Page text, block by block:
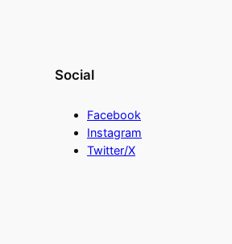
Social
Facebook
Instagram
Twitter/X